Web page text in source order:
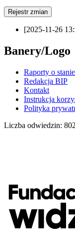
Rejestr zmian
[2025-11-26
Banery/Logo
Raporty o
Redakcja BIP
Kontakt
Instrukcja
Polityka
Liczba odwiedzin: